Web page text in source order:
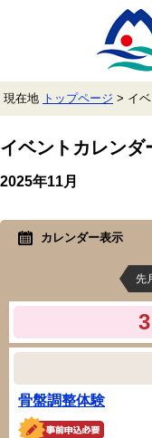
で
ば
本
へ
現在地 トップページ > イ
イベントカレンダ
2025年11月
カレンダー表示
先
3
骨盤調整体験